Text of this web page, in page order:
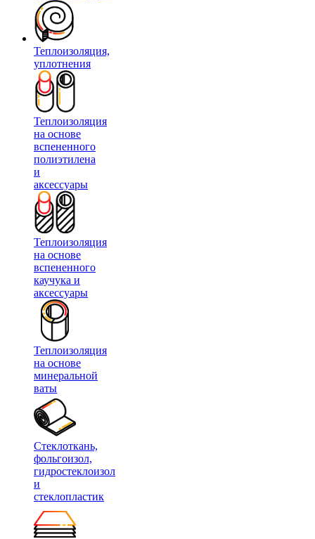
Теплоизоляция,
уплотнения
Теплоизоляция
на основе
вспененного
полиэтилена
и
аксессуары
Теплоизоляция
на основе
вспененного
каучука и
аксессуары
Теплоизоляция
на основе
минеральной
ваты
Стеклоткань,
фольгоизол,
гидростеклоизол
и
стеклопластик